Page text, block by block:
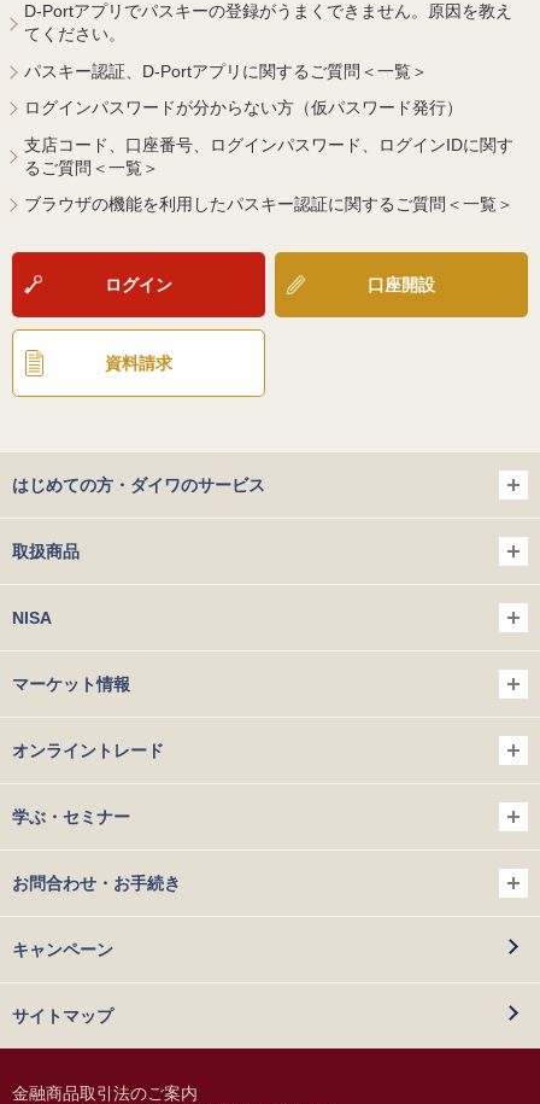
D-Portアプリでパスキーの登録がうまくできません。原因を教え
てください。
パスキー認証、D-Portアプリに関するご質問＜一覧＞
ログインパスワードが分からない方（仮パスワード発行）
支店コード、口座番号、ログインパスワード、ログインIDに関す
るご質問＜一覧＞
ブラウザの機能を利用したパスキー認証に関するご質問＜一覧＞
ログイン 口座開設
資料請求
はじめての方・ダイワのサービス
取扱商品
NISA
マーケット情報
オンライントレード
学ぶ・セミナー
お問合わせ・お手続き
キャンペーン
サイトマップ
金融商品取引法のご案内